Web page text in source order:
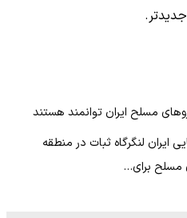
مسلح ایران توانمند هستند
ایران لنگرگاه ثبات در منطقه
مسلح برای…